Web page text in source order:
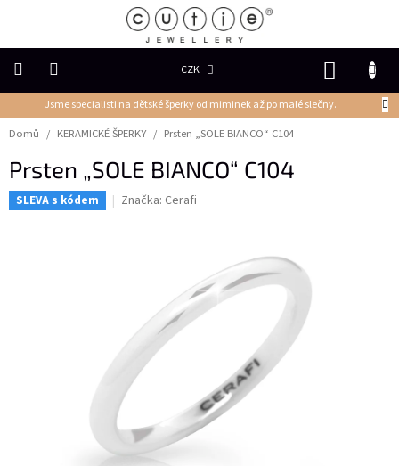
Jsme specialisti na dětské šperky od miminek až po malé slečny.
CZK
DĚTSKÉ
ŠPERKY
PRSTENY
Domů / KERAMICKÉ ŠPERKY / Prsten „SOLE BIANCO“ C104
Prsten „SOLE BIANCO“ C104
SLEVA s kódem Značka: Cerafi